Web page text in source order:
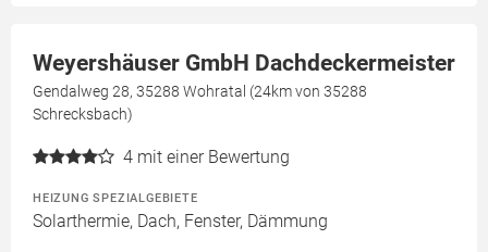
Weyershäuser GmbH Dachdeckermeister
Gendalweg 28, 35288 Wohratal (24km von 35288
Schrecksbach)
4 mit einer Bewertung
HEIZUNG SPEZIALGEBIETE
Solarthermie, Dach, Fenster, Dämmung